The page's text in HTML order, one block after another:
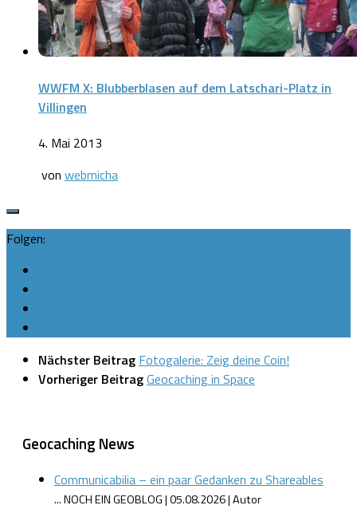
WWFM X: Blubberblasen auf dem Latschari-Platz in
Villingen
4. Mai 2013
von webmicha
Folgen:
Nächster Beitrag Fotogalerie: Zeig deine Coin!
Vorheriger BeitragGeocaching in Space
Geocaching News
Communicabilia – ein paar Gedanken zu Shareables
... NOCH EIN GEOBLOG 05.08.2026 Autor